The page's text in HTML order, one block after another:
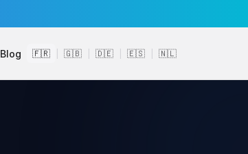
Blog 🇫🇷 🇬🇧 🇩🇪 🇪🇸 🇳🇱